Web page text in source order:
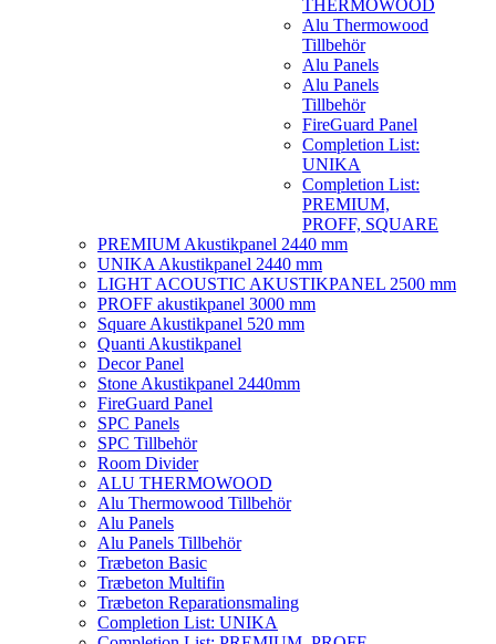
THERMOWOOD
Alu Thermowood
Tillbehör
Alu Panels
Alu Panels
Tillbehör
FireGuard Panel
Completion List:
UNIKA
Completion List:
PREMIUM,
PROFF, SQUARE
PREMIUM Akustikpanel 2440 mm
UNIKA Akustikpanel 2440 mm
LIGHT ACOUSTIC AKUSTIKPANEL 2500 mm
PROFF akustikpanel 3000 mm
Square Akustikpanel 520 mm
Quanti Akustikpanel
Decor Panel
Stone Akustikpanel 2440mm
FireGuard Panel
SPC Panels
SPC Tillbehör
Room Divider
ALU THERMOWOOD
Alu Thermowood Tillbehör
Alu Panels
Alu Panels Tillbehör
Træbeton Basic
Træbeton Multifin
Træbeton Reparationsmaling
Completion List: UNIKA